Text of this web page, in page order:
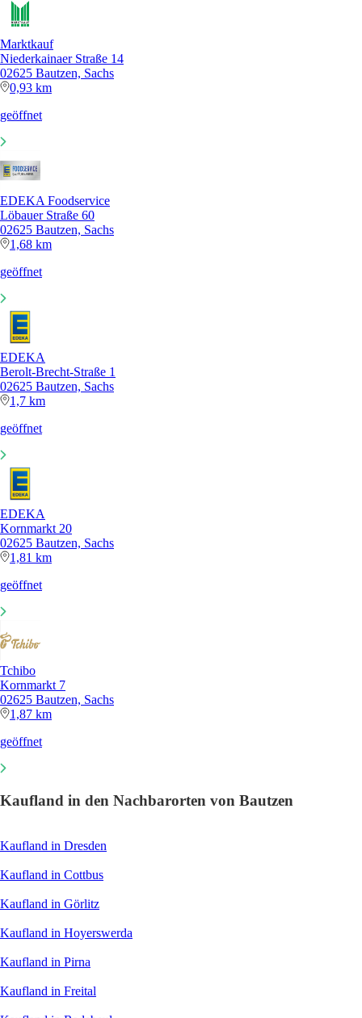
Marktkauf
Niederkainaer Straße 14
02625 Bautzen, Sachs
0,93 km
geöffnet
EDEKA Foodservice
Löbauer Straße 60
02625 Bautzen, Sachs
1,68 km
geöffnet
EDEKA
Berolt-Brecht-Straße 1
02625 Bautzen, Sachs
1,7 km
geöffnet
EDEKA
Kornmarkt 20
02625 Bautzen, Sachs
1,81 km
geöffnet
Tchibo
Kornmarkt 7
02625 Bautzen, Sachs
1,87 km
geöffnet
Kaufland in den Nachbarorten von Bautzen
Kaufland in Dresden
Kaufland in Cottbus
Kaufland in Görlitz
Kaufland in Hoyerswerda
Kaufland in Pirna
Kaufland in Freital